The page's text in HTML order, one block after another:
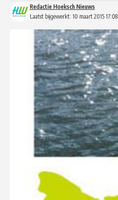
Laatst bijgewerkt: 10 maart 2015 17:08
Redactie Hoeksch Nieuws